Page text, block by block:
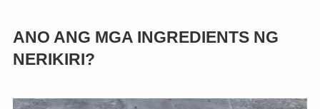
ANO ANG MGA INGREDIENTS NG
NERIKIRI?